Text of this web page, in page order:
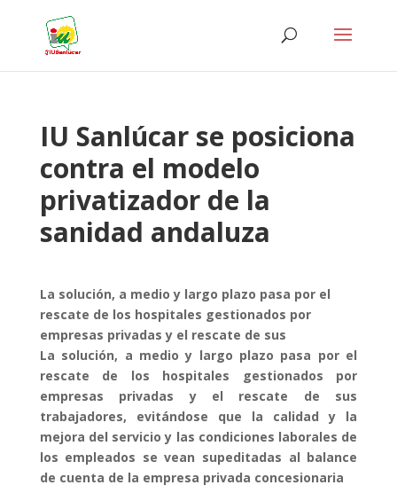
IU Sanlúcar se posiciona
contra el modelo
privatizador de la
sanidad andaluza
La solución, a medio y largo plazo pasa por el
rescate de los hospitales gestionados por
empresas privadas y el rescate de sus
La solución, a medio y largo plazo pasa por el
rescate de los hospitales gestionados por
empresas privadas y el rescate de sus
trabajadores, evitándose que la calidad y la
mejora del servicio y las condiciones laborales de
los empleados se vean supeditadas al balance
de cuenta de la empresa privada concesionaria